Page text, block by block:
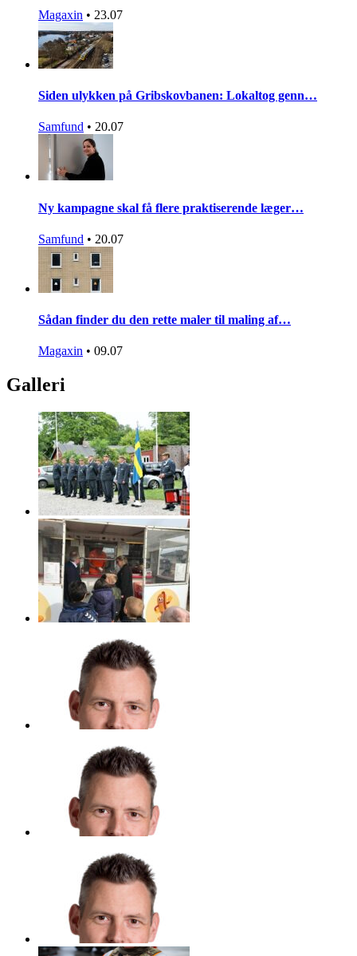
Magaxin • 23.07
Siden ulykken på Gribskovbanen: Lokaltog genn…
Samfund • 20.07
Ny kampagne skal få flere praktiserende læger…
Samfund • 20.07
Sådan finder du den rette maler til maling af…
Magaxin • 09.07
Galleri